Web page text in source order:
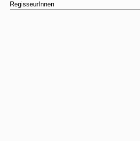
RegisseurInnen